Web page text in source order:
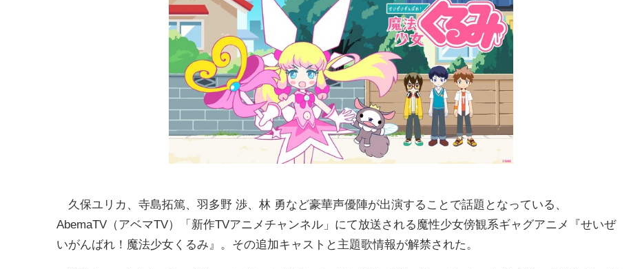
久保ユリカ、寺島拓篤、羽多野 渉、林 勇など豪華声優陣が出演することで話題となっている、
AbemaTV（アベマTV）「新作TVアニメチャンネル」にて放送される魔性少女傍観系ギャグアニメ『せいぜ
いがんばれ！魔法少女くるみ』。その追加キャストと主題歌情報が解禁された。